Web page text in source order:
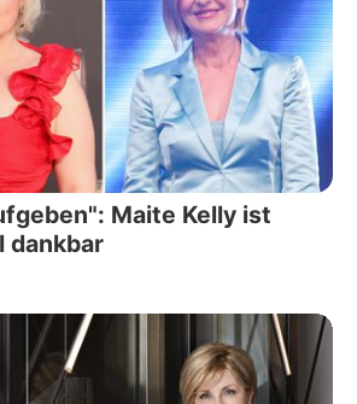
Maite Kelly ist
dankbar